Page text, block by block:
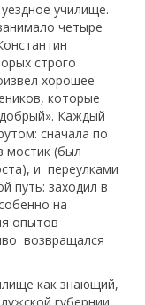
училище.
четыре
строго
хорошее
которые
Каждый
сначала по
мостик (был
и переулками
путь: заходил в
на
опытов
возвращался
как знающий,